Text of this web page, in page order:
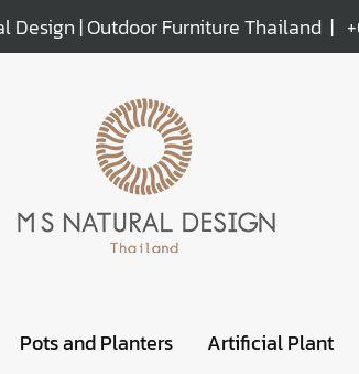
Design | Outdoor Furniture Thailand |
Pots and Planters Artificial Plant